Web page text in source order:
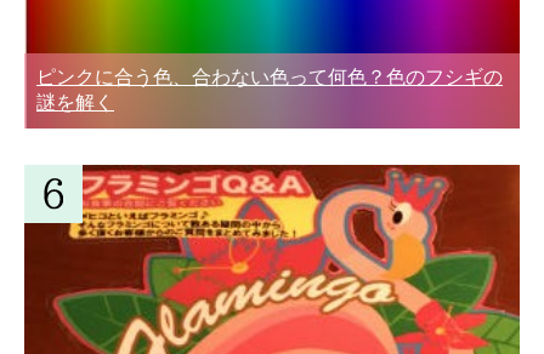
ピンクに合う色、合わない色って何色？色のフシギの
謎を解く